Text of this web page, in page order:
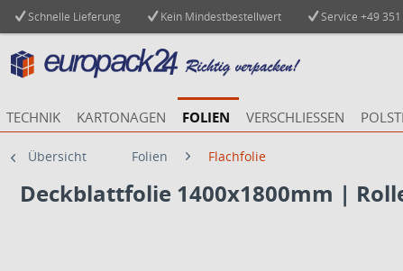
Schnelle Lieferung Kein Mindestbestellwert Service +49
TECHNIK KARTONAGEN FOLIEN VERSCHLIESSEN
Übersicht Folien Flachfolie
Deckblattfolie 1400x1800mm |